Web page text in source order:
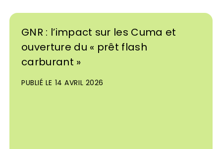
GNR : l’impact sur les Cuma et
ouverture du « prêt flash
carburant »
PUBLIÉ LE 14 AVRIL 2026